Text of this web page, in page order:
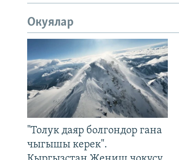
Окуялар
"Толук даяр болгондор гана
чыгышы керек".